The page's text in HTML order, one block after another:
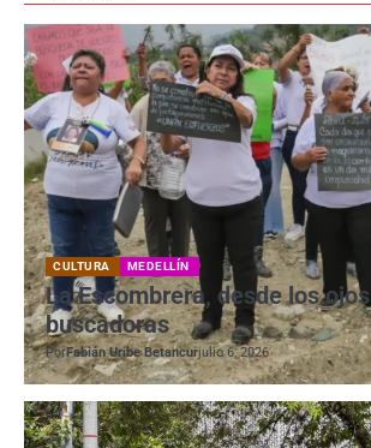
CULTURA MEDELLÍN
La Escombrera, desde los
buscadoras
PorFabián Uribe Betancurjulio 6, 2026